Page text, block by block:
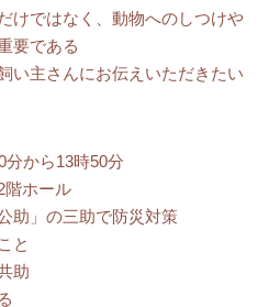
けではなく、動物へのしつけや
要である
い主さんにお伝えいただきたい
分から13時50分
階ホール
助」の三助で防災対策
と
助